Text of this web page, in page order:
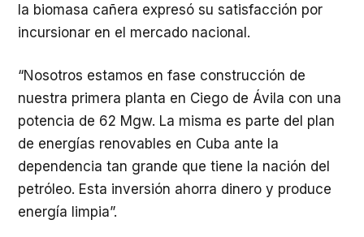
la biomasa cañera expresó su satisfacción por
incursionar en el mercado nacional.
“Nosotros estamos en fase construcción de
nuestra primera planta en Ciego de Ávila con una
potencia de 62 Mgw. La misma es parte del plan
de energías renovables en Cuba ante la
dependencia tan grande que tiene la nación del
petróleo. Esta inversión ahorra dinero y produce
energía limpia”.